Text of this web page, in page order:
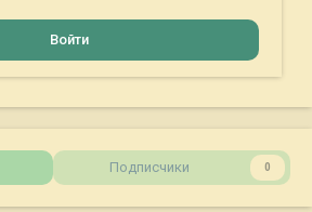
Войти
Подписчики 0